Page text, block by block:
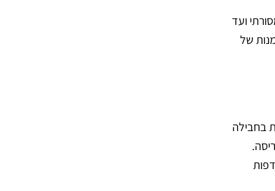
ועד
של
וגם פונקציונליות בחבילה